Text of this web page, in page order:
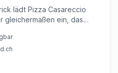
lädt Pizza Casareccio
gleichermaßen ein, das